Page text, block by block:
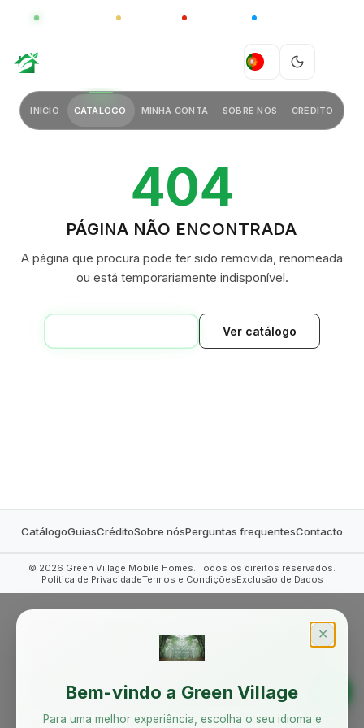
CHINA
PT
INÍCIO CATÁLOGO MINHA CONTA SOBRE NÓS CRÉDITO
404
PÁGINA NÃO ENCONTRADA
A página que procura pode ter sido removida, renomeada
ou está temporariamente indisponível.
Ver catálogo
CatálogoGuiasCréditoSobre nósPerguntas frequentesContacto
© 2026 Green Village Mobile Homes. Todos os direitos reservados.
Política de PrivacidadeTermos e CondiçõesExclusão de Dados
✕
Bem-vindo a Green Village
Para uma melhor experiência, escolha o seu idioma e